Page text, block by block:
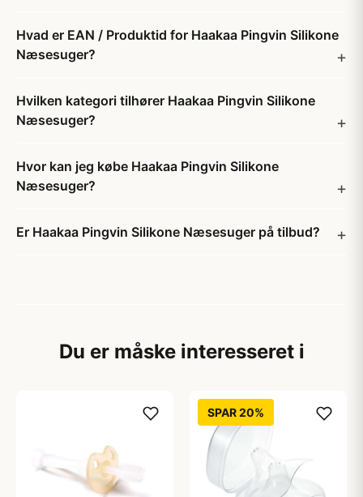
Hvad er EAN / Produktid for Haakaa Pingvin Silikone
Næsesuger?
Hvilken kategori tilhører Haakaa Pingvin Silikone
Næsesuger?
Hvor kan jeg købe Haakaa Pingvin Silikone
Næsesuger?
Er Haakaa Pingvin Silikone Næsesuger på tilbud?
Du er måske interesseret i
SPAR 20%